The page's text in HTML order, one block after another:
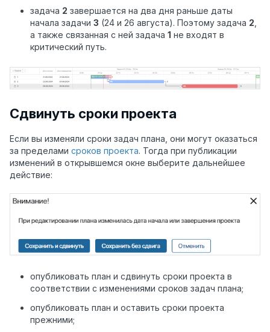
задача 2 завершается на два дня раньше даты
начала задачи 3 (24 и 26 августа). Поэтому задача 2
а также связанная с ней задача 1 не входят в
критический путь.
Сдвинуть сроки проекта
Если вы изменяли сроки задач плана, они могут оказаться
за пределами сроков проекта. Тогда при публикации
изменений в открывшемся окне выберите дальнейшее
действие:
опубликовать план и сдвинуть сроки проекта в
соответствии с изменениями сроков задач плана;
опубликовать план и оставить сроки проекта
прежними;